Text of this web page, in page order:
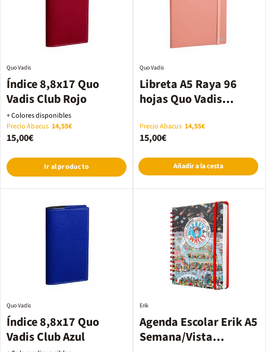
Índice 8,8x17 Quo
Vadis Club Rojo
Quo Vadis
+ Colores disponibles
Precio Abacus 14,55€
15,00€
Ir al producto
Libreta A5 Raya 96
hojas Quo Vadis
Quo Vadis
Precio Abacus 14,55€
15,00€
Añadir a la cesta
Índice 8,8x17 Quo
Vadis Club Azul
Quo Vadis
Agenda Escolar Erik A5
Semana/Vista
Erik